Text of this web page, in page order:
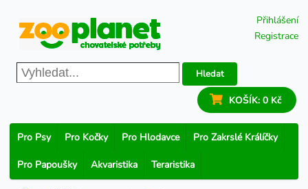
Přihlášení
Registrace
Hledat
KOŠÍK: 0 Kč
Pro Psy Pro Kočky Pro Hlodavce Pro Zakrslé Králíčky
Pro Papoušky Akvaristika Teraristika